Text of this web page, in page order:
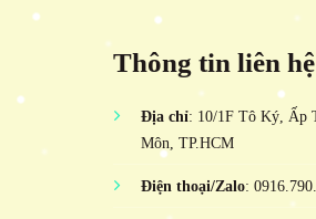
Thông tin liên
Địa chỉ: 10/1F Tô Ký, Ấp
Môn, TP.HCM
Điện thoại/Zalo: